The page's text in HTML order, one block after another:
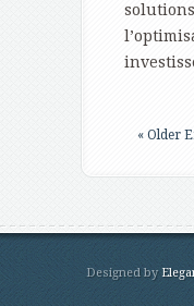
« Older
Designed by